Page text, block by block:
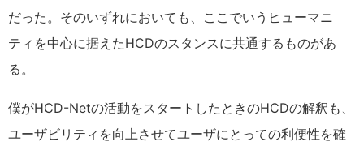
だった。そのいずれにおいても、ここでいうヒューマニ
ティを中心に据えたHCDのスタンスに共通するものがあ
る。
僕がHCD-Netの活動をスタートしたときのHCDの解釈も、
ユーザビリティを向上させてユーザにとっての利便性を確